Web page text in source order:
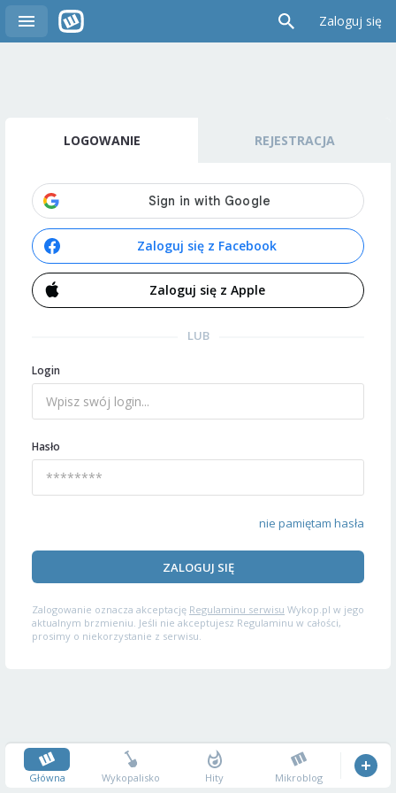
Zaloguj się
LOGOWANIE REJESTRACJA
Zaloguj się z Facebook
Zaloguj się z Apple
LUB
Login
Hasło
nie pamiętam hasła
ZALOGUJ SIĘ
Zalogowanie oznacza akceptację Regulaminu serwisu Wykop.pl w jego
aktualnym brzmieniu. Jeśli nie akceptujesz Regulaminu w całości,
prosimy o niekorzystanie z serwisu.
Główna Wykopalisko Hity Mikroblog